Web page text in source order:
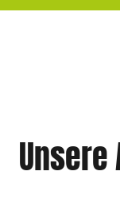
Unsere